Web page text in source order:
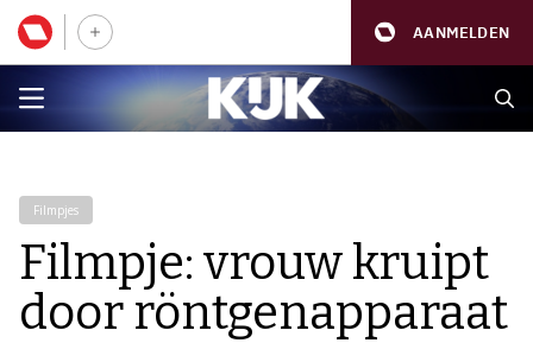
AANMELDEN
Filmpjes
Filmpje: vrouw kruipt
door röntgenapparaat